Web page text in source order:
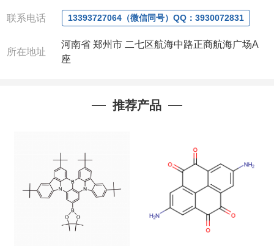
联系电话 13393727064（微信同号）QQ：3930072831
所在地址
河南省 郑州市 二七区航海中路正商航海广场A
座
推荐产品